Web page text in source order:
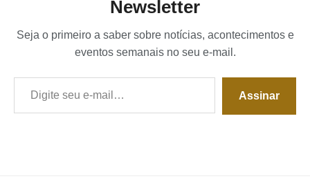
Newsletter
Seja o primeiro a saber sobre notícias, acontecimentos e
eventos semanais no seu e-mail.
Digite seu e-mail…
Assinar